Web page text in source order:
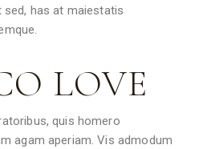
sed, has at maiestatis
LOVE
quis homero
agam aperiam. Vis admodum